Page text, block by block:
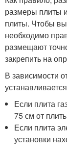
размеры плиты
плиты. Чтобы
необходимо
размещают
закрепить на
В зависимости
Если плита
75 см от
Если плита
установки